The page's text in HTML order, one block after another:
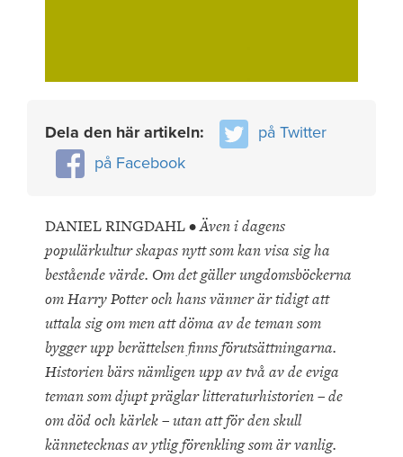
Dela den här artikeln:
på Twitter
på Facebook
DANIEL RINGDAHL •Även i dagens
populärkultur skapas nytt som kan visa sig ha
bestående värde. Om det gäller ungdomsböckerna
om Harry Potter och hans vänner är tidigt att
uttala sig om men att döma av de teman som
bygger upp berättelsen finns förutsättningarna.
Historien bärs nämligen upp av två av de eviga
teman som djupt präglar litteraturhistorien – de
om död och kärlek – utan att för den skull
kännetecknas av ytlig förenkling som är vanlig.